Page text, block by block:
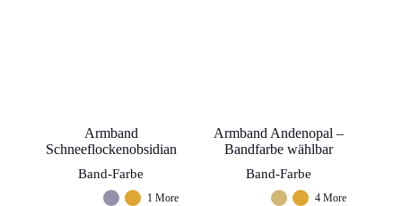
Armband
Schneeflockenobsidian
Band-Farbe
1 More
Armband Andenopal –
Bandfarbe wählbar
Band-Farbe
4 More